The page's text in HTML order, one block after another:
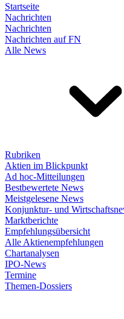
Startseite
Nachrichten
Nachrichten
Nachrichten auf FN
Alle News
Rubriken
Aktien im Blickpunkt
Ad hoc-Mitteilungen
Bestbewertete News
Meistgelesene News
Konjunktur- und
Marktberichte
Empfehlungsübersicht
Alle Aktienempfehlungen
Chartanalysen
IPO-News
Termine
Themen-Dossiers